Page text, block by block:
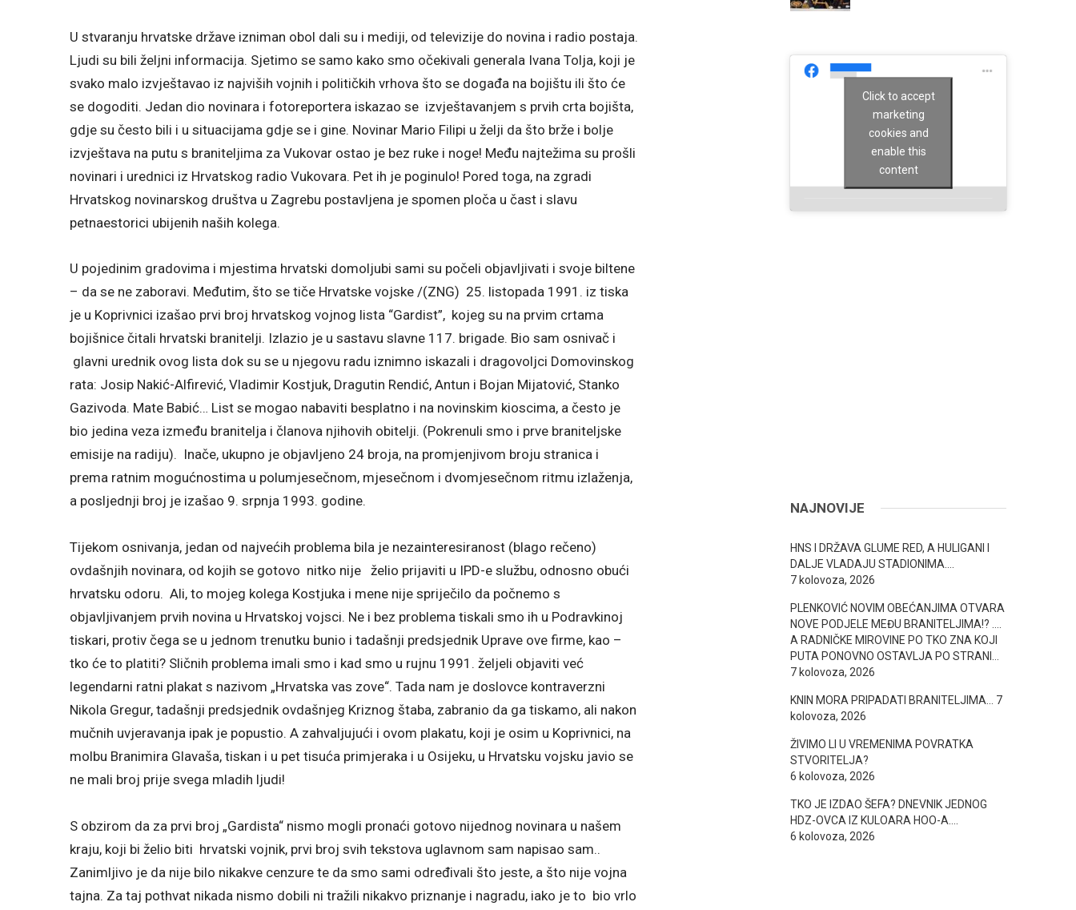
U stvaranju hrvatske države izniman obol dali su i mediji, od televizije do novina i radio postaja.
Ljudi su bili željni informacija. Sjetimo se samo kako smo očekivali generala Ivana Tolja, koji je
svako malo izvještavao iz najviših vojnih i političkih vrhova što se događa na bojištu ili što će
se dogoditi. Jedan dio novinara i fotoreportera iskazao se izvještavanjem s prvih crta bojišta,
gdje su često bili i u situacijama gdje se i gine. Novinar Mario Filipi u želji da što brže i bolje
izvještava na putu s braniteljima za Vukovar ostao je bez ruke i noge! Među najtežima su prošli
novinari i urednici iz Hrvatskog radio Vukovara. Pet ih je poginulo! Pored toga, na zgradi
Hrvatskog novinarskog društva u Zagrebu postavljena je spomen ploča u čast i slavu
petnaestorici ubijenih naših kolega.
U pojedinim gradovima i mjestima hrvatski domoljubi sami su počeli objavljivati i svoje biltene
– da se ne zaboravi. Međutim, što se tiče Hrvatske vojske /(ZNG) 25. listopada 1991. iz tiska
je u Koprivnici izašao prvi broj hrvatskog vojnog lista “Gardist”, kojeg su na prvim crtama
bojišnice čitali hrvatski branitelji. Izlazio je u sastavu slavne 117. brigade. Bio sam osnivač i
glavni urednik ovog lista dok su se u njegovu radu iznimno iskazali i dragovoljci Domovinskog
rata: Josip Nakić-Alfirević, Vladimir Kostjuk, Dragutin Rendić, Antun i Bojan Mijatović, Stanko
Gazivoda. Mate Babić… List se mogao nabaviti besplatno i na novinskim kioscima, a često je
bio jedina veza između branitelja i članova njihovih obitelji. (Pokrenuli smo i prve braniteljske
emisije na radiju). Inače, ukupno je objavljeno 24 broja, na promjenjivom broju stranica i
prema ratnim mogućnostima u polumjesečnom, mjesečnom i dvomjesečnom ritmu izlaženja,
a posljednji broj je izašao 9. srpnja 1993. godine.
Tijekom osnivanja, jedan od najvećih problema bila je nezainteresiranost (blago rečeno)
ovdašnjih novinara, od kojih se gotovo nitko nije želio prijaviti u IPD-e službu, odnosno obući
hrvatsku odoru. Ali, to mojeg kolega Kostjuka i mene nije spriječilo da počnemo s
objavljivanjem prvih novina u Hrvatskoj vojsci. Ne i bez problema tiskali smo ih u Podravkinoj
tiskari, protiv čega se u jednom trenutku bunio i tadašnji predsjednik Uprave ove firme, kao –
tko će to platiti? Sličnih problema imali smo i kad smo u rujnu 1991. željeli objaviti već
legendarni ratni plakat s nazivom „Hrvatska vas zove“. Tada nam je doslovce kontraverzni
Nikola Gregur, tadašnji predsjednik ovdašnjeg Kriznog štaba, zabranio da ga tiskamo, ali nakon
mučnih uvjeravanja ipak je popustio. A zahvaljujući i ovom plakatu, koji je osim u Koprivnici, na
molbu Branimira Glavaša, tiskan i u pet tisuća primjeraka i u Osijeku, u Hrvatsku vojsku javio se
ne mali broj prije svega mladih ljudi!
S obzirom da za prvi broj „Gardista“ nismo mogli pronaći gotovo nijednog novinara u našem
kraju, koji bi želio biti hrvatski vojnik, prvi broj svih tekstova uglavnom sam napisao sam..
Zanimljivo je da nije bilo nikakve cenzure te da smo sami određivali što jeste, a što nije vojna
tajna. Za taj pothvat nikada nismo dobili ni tražili nikakvo priznanje i nagradu, iako je to bio vrlo
Click to accept
marketing
cookies and
enable this
content
NAJNOVIJE
HNS I DRŽAVA GLUME RED, A HULIGANI I
DALJE VLADAJU STADIONIMA….
7 kolovoza, 2026
PLENKOVIĆ NOVIM OBEĆANJIMA OTVARA
NOVE PODJELE MEĐU BRANITELJIMA!? ….
A RADNIČKE MIROVINE PO TKO ZNA KOJI
PUTA PONOVNO OSTAVLJA PO STRANI…
7 kolovoza, 2026
KNIN MORA PRIPADATI BRANITELJIMA…
7
kolovoza, 2026
ŽIVIMO LI U VREMENIMA POVRATKA
STVORITELJA?
6 kolovoza, 2026
TKO JE IZDAO ŠEFA? DNEVNIK JEDNOG
HDZ-OVCA IZ KULOARA HOO-A….
6 kolovoza, 2026